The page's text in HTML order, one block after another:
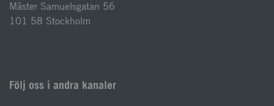
Mäster Samuelsgatan 56
101 58 Stockholm
Följ oss i andra kanaler